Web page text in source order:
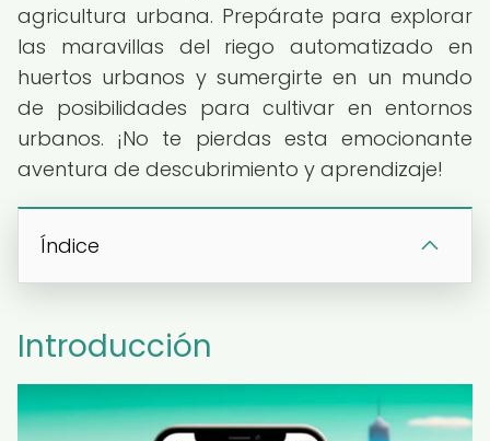
agricultura urbana. Prepárate para explorar
las maravillas del riego automatizado en
huertos urbanos y sumergirte en un mundo
de posibilidades para cultivar en entornos
urbanos. ¡No te pierdas esta emocionante
aventura de descubrimiento y aprendizaje!
Índice
Introducción